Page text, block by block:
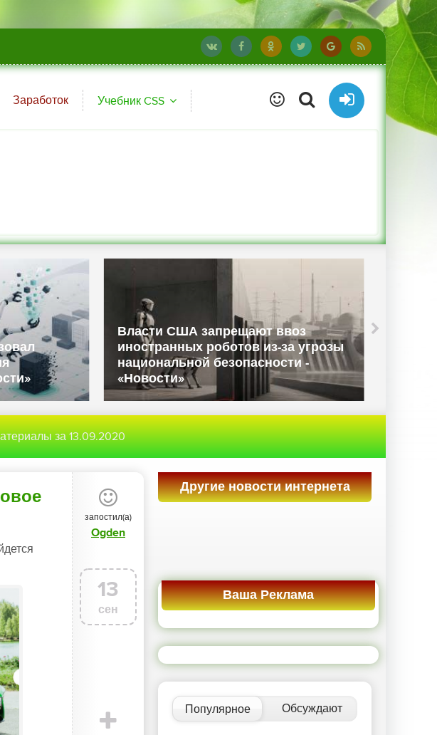
Заработок Учебник CSS
Власти США запрещают ввоз
иностранных роботов из-за угрозы
национальной безопасности -
«Новости»
за 13.09.2020
запостил(а)
Ogden
13
сен
Другие новости интернета
Ваша Реклама
Популярное Обсуждают